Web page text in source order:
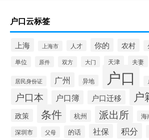
户口云标签
上海 上海市 人才 你的 农村
单位 原件 双方 大门 天津 夫妻
居民身份证 广州 异地 户口
户口本 户口簿 户口迁移 户
政策 条件 杭州 派出所 海
深圳市 父母 的话 社保 积分